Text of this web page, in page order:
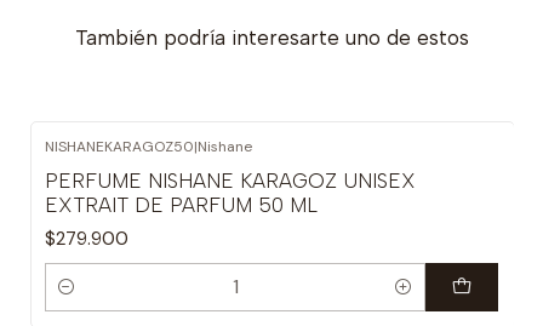
También podría interesarte uno de estos
NISHANEKARAGOZ50|Nishane
PERFUME NISHANE KARAGOZ UNISEX
EXTRAIT DE PARFUM 50 ML
$279.900
Cantidad